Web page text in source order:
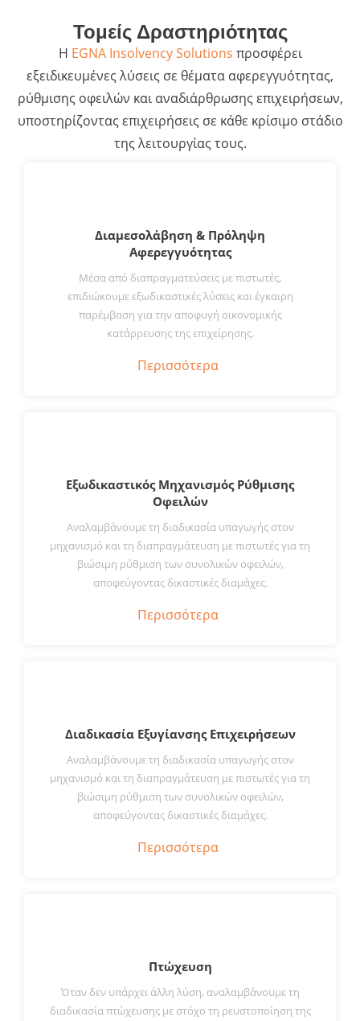
Τομείς Δραστηριότητας
Η EGNA Insolvency Solutions προσφέρει
εξειδικευμένες λύσεις σε θέματα αφερεγγυότητας,
ρύθμισης οφειλών και αναδιάρθρωσης επιχειρήσεων,
υποστηρίζοντας επιχειρήσεις σε κάθε κρίσιμο στάδιο
της λειτουργίας τους.
Διαμεσολάβηση & Πρόληψη
Αφερεγγυότητας
Μέσα από διαπραγματεύσεις με πιστωτές,
επιδιώκουμε εξωδικαστικές λύσεις και έγκαιρη
παρέμβαση για την αποφυγή οικονομικής
κατάρρευσης της επιχείρησης.
Περισσότερα
Εξωδικαστικός Μηχανισμός Ρύθμισης
Οφειλών
Αναλαμβάνουμε τη διαδικασία υπαγωγής στον
μηχανισμό και τη διαπραγμάτευση με πιστωτές για τη
βιώσιμη ρύθμιση των συνολικών οφειλών,
αποφεύγοντας δικαστικές διαμάχες.
Περισσότερα
Διαδικασία Εξυγίανσης Επιχειρήσεων
Αναλαμβάνουμε τη διαδικασία υπαγωγής στον
μηχανισμό και τη διαπραγμάτευση με πιστωτές για τη
βιώσιμη ρύθμιση των συνολικών οφειλών,
αποφεύγοντας δικαστικές διαμάχες.
Περισσότερα
Πτώχευση
Όταν δεν υπάρχει άλλη λύση, αναλαμβάνουμε τη
διαδικασία πτώχευσης με στόχο τη ρευστοποίηση της